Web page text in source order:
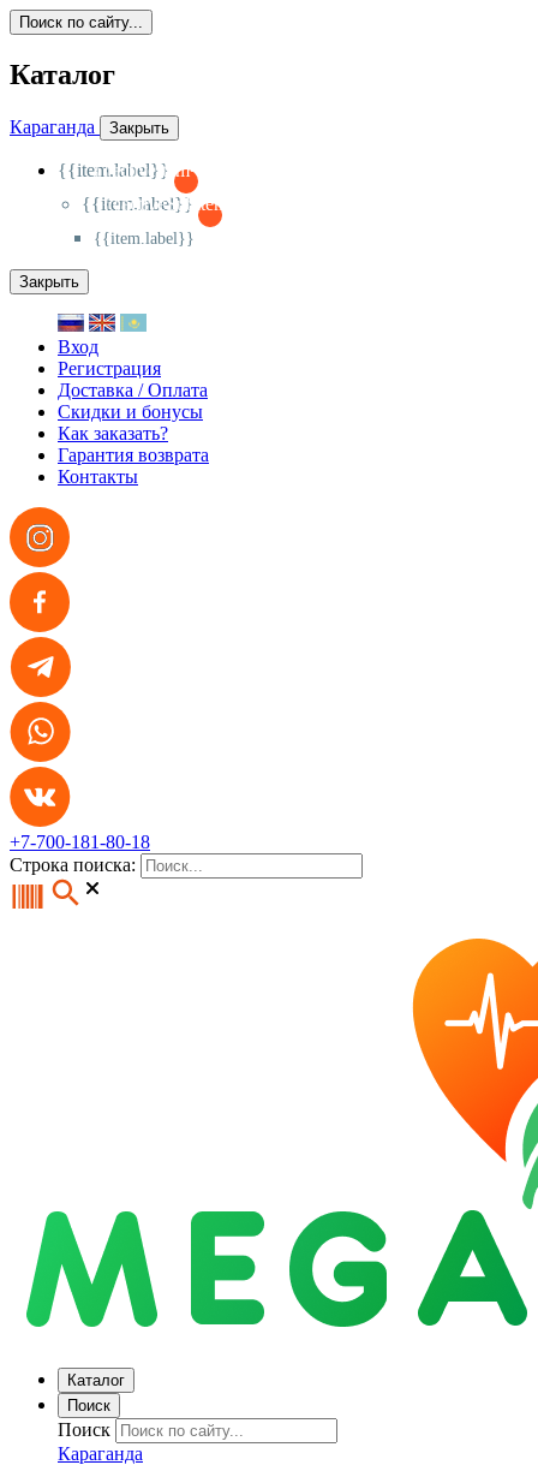
Поиск по сайту...
Каталог
Караганда Закрыть
{{item.label}}
{{activeItem==item.id?'-
{{item.label}}
{{activeSubitem==item.id?'-
{{item.label}}
Закрыть
Вход
Регистрация
Доставка / Оплата
Скидки и бонусы
Как заказать?
Гарантия возврата
Контакты
+7-700-181-80-18
Строка поиска:
Каталог
Поиск
Поиск
Караганда